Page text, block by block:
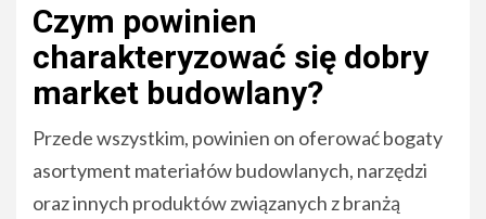
Czym powinien
charakteryzować się dobry
market budowlany?
Przede wszystkim, powinien on oferować bogaty
asortyment materiałów budowlanych, narzędzi
oraz innych produktów związanych z branżą